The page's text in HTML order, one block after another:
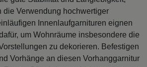
die Verwendung hochwertiger
Innenlaufgarnituren eignen
um Wohnräume insbesondere die
zu dekorieren. Befestigen
Vorhänge an diesen Vorhanggarnitur